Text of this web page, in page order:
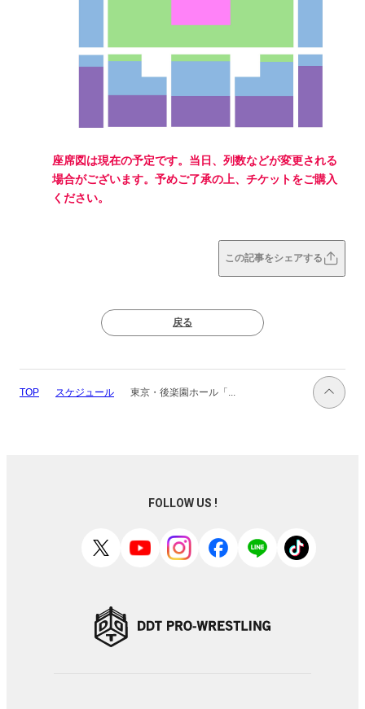
座席図は現在の予定です。当日、列数などが変更される
場合がございます。予めご了承の上、チケットをご購入
ください。
この記事をシェアする
戻る
TOP スケジュール 東京・後楽園ホール「...
FOLLOW US !